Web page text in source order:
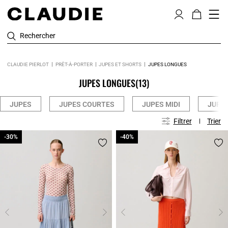
Rechercher
CLAUDIE PIERLOT PRÊT-À-PORTER JUPES ET SHORTS JUPES LONGUES
JUPES LONGUES(13)
JUPES JUPES COURTES JUPES MIDI
Filtrer Trier
-30%
-30% -40%
-40%